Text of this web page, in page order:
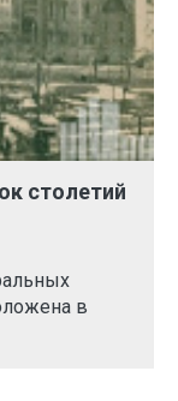
столетий
в